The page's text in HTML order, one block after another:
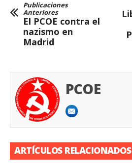
Publicaciones
Anteriores
El PCOE contra el
nazismo en
Madrid
PCOE
ARTÍCULOS RELACIONADOS